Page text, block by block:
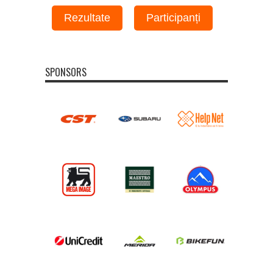
Rezultate Participanți
SPONSORS